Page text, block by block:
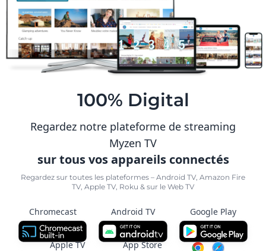
100% Digital
Regardez notre plateforme de streaming
Myzen TV
sur tous vos appareils connectés
Regardez sur toutes les plateformes – Android TV, Amazon Fire
TV, Apple TV, Roku & sur le Web TV
Chromecast Android TV Google Play
Apple TV App Store